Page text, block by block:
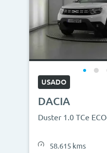
USADO
DACIA
Duster 1.0 TCe
58.615 kms